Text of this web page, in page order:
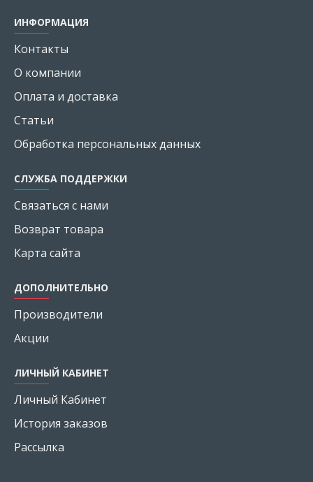
ИНФОРМАЦИЯ
Контакты
О компании
Оплата и доставка
Статьи
Обработка персональных данных
СЛУЖБА ПОДДЕРЖКИ
Связаться с нами
Возврат товара
Карта сайта
ДОПОЛНИТЕЛЬНО
Производители
Акции
ЛИЧНЫЙ КАБИНЕТ
Личный Кабинет
История заказов
Рассылка